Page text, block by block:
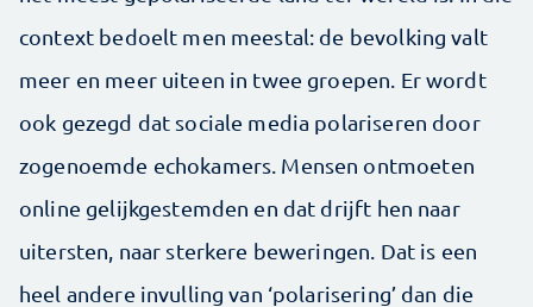
context bedoelt men meestal: de bevolking valt
meer en meer uiteen in twee groepen. Er wordt
ook gezegd dat sociale media polariseren door
zogenoemde echokamers. Mensen ontmoeten
online gelijkgestemden en dat drijft hen naar
uitersten, naar sterkere beweringen. Dat is een
heel andere invulling van ‘polarisering’ dan die